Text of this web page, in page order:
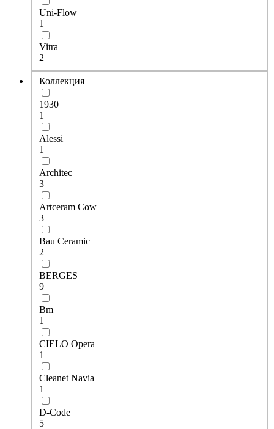
Uni-Flow
1
Vitra
2
Коллекция
1930
1
Alessi
1
Architec
3
Artceram Cow
3
Bau Ceramic
2
BERGES
9
Bm
1
CIELO Opera
1
Cleanet Navia
1
D-Code
5